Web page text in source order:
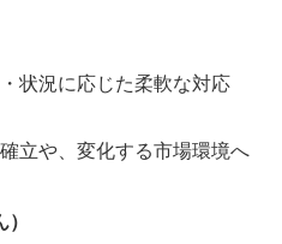
状況に応じた柔軟な対応
立や、変化する市場環境へ